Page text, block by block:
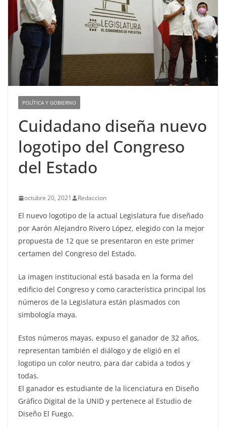
POLÍTICA Y GOBIERNO
Cuidadano diseña nuevo
logotipo del Congreso
del Estado
octubre 20, 2021 Redaccion
El nuevo logotipo de la actual Legislatura fue diseñado
por Aarón Alejandro Rivero López, elegido con la mejor
propuesta de 12 que se presentaron en este primer
certamen del Congreso del Estado.
La imagen institucional está basada en la forma del
edificio del Congreso y como característica principal los
números de la Legislatura están plasmados con
simbología maya.
Estos números mayas, expuso el ganador de 32 años,
representan también el diálogo y de eligió en el
logotipo un color neutro, para dar cabida a todos y
todas.
El ganador es estudiante de la licenciatura en Diseño
Gráfico Digital de la UNID y pertenece al Estudio de
Diseño El Fuego.